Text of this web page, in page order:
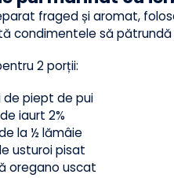
sau pește, rezultatul
unul dintre cele mai utile
ulei și păstrând gustul
pui marinat cu
fraged și aromat,
condimentele să
2 porții: